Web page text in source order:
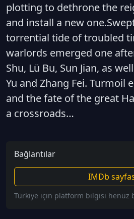
plotting to dethrone the
and install a new
torrential tide of troubled
warlords emerged one
Shu, Lü Bu, Sun Jian, as
Yu and Zhang Fei. Turmoil
and the fate of the great
a crossroads…
Bağlantılar
IMDb
Türkiye için platform bilgisi henüz